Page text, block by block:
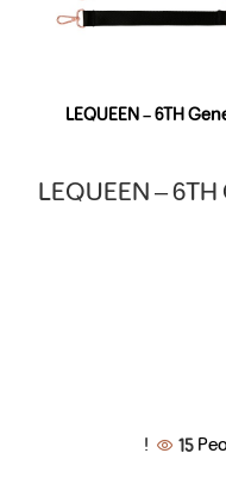
LEQUEEN – 6TH
LEQUEEN –
15